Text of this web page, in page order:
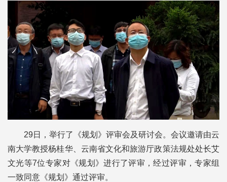
29日，举行了《规划》评审会及研讨会。会议邀请由云
南大学教授杨桂华、云南省文化和旅游厅政策法规处处长艾
文光等7位专家对《规划》进行了评审，经过评审，专家组
一致同意《规划》通过评审。